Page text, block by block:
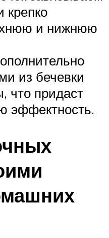
крепко
и нижнюю
из бечевки
что придаст
эффектность.